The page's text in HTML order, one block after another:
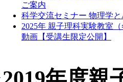
ご案内
科学交流セミナー 物理学
2025年 親子理科実験教室
動画【受講生限定公開】